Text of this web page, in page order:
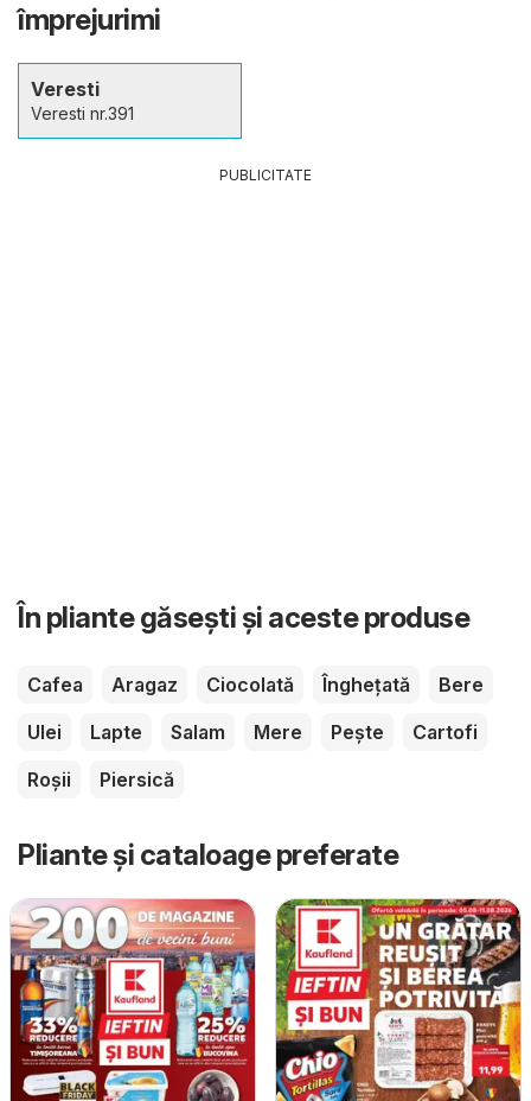
împrejurimi
Veresti
Veresti nr.391
PUBLICITATE
În pliante găsești și aceste produse
Cafea Aragaz Ciocolată Înghețată
Bere
Ulei
Lapte Salam Mere Pește
Cartofi
Roșii
Piersică
Pliante și cataloage preferate